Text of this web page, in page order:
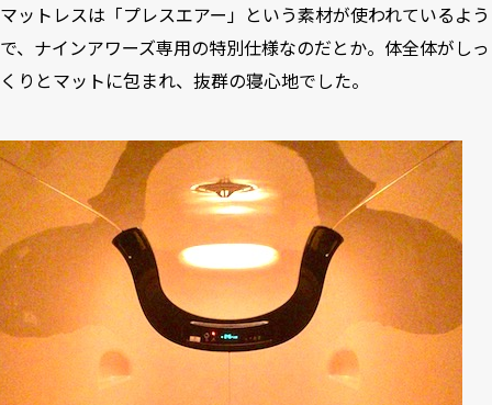
マットレスは「プレスエアー」という素材が使われているよう
で、ナインアワーズ専用の特別仕様なのだとか。体全体がしっ
くりとマットに包まれ、抜群の寝心地でした。